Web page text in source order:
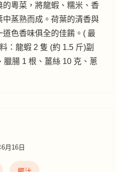
粵菜，將龍蝦、糯米、香
蒸熟而成。荷葉的清香與
色香味俱全的佳餚。( 最
：龍蝦 2 隻 (約 1.5 斤)副
臘腸 1 根、薑絲 10 克、蔥
月16日